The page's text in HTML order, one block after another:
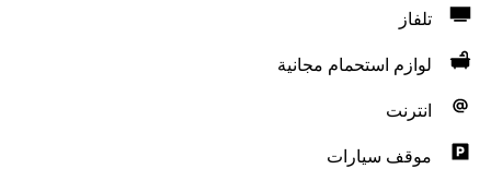
تلفاز
لوازم استحمام مجانية
انترنت
موقف سيارات